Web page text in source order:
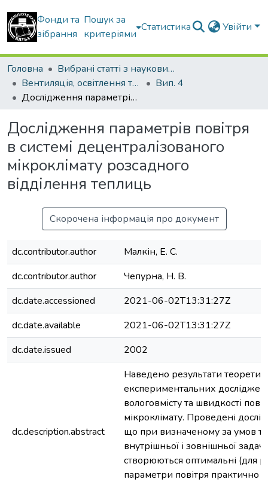
Фонди та
зібрання
Пошук за
критеріями
Статистика Увійти
Головна
Вибрані статті з наукових збірників КНУБА
Вентиляція, освітлення та теплогазопостачання
Вип. 4
Дослідження параметрів повітря в системі децентралізованого мікроклімату розсадного відділення теплиць
Дослідження параметрів повітря
в системі децентралізованого
мікроклімату розсадного
відділення теплиць
Скорочена інформація про документ
dc.contributor.author
Малкін, Е. С.
dc.contributor.author
Чепурна, Н. В.
dc.date.accessioned
2021-06-02T13:31:27Z
dc.date.available
2021-06-02T13:31:27Z
dc.date.issued
2002
dc.description.abstract
Наведено результати
експериментальних
вологовмісту та швидкості
мікроклімату. Проведені
що при визначеному за умов
внутрішньої і зовнішньої задачі
створюються оптимальні (для
параметри повітря практично в